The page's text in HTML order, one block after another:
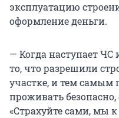
эксплуатацию
оформление деньги.
— Когда наступает
то, что разрешили
участке, и тем самым
проживать
«Страхуйте сами, мы